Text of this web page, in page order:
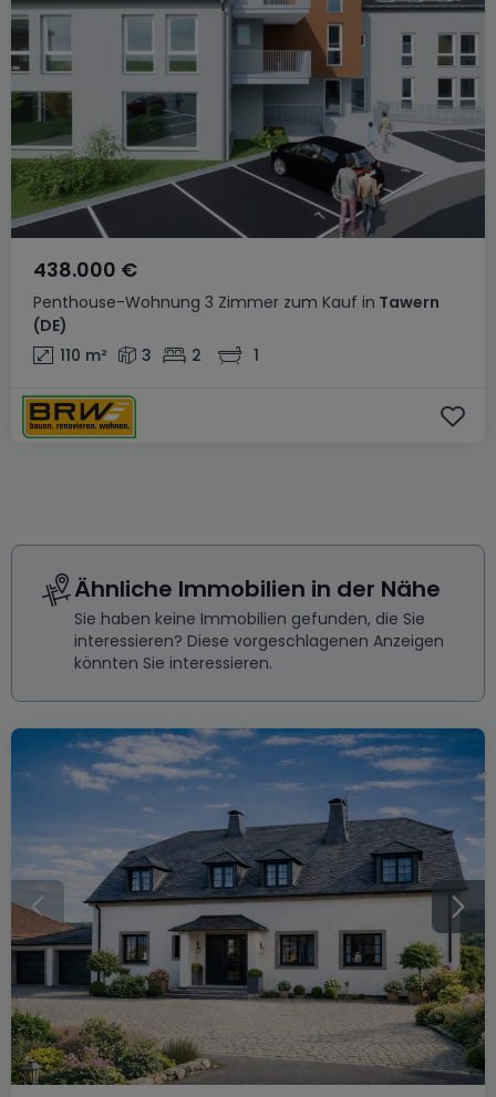
Penthouse-Wohnung 3 Zimmer zum Kauf in Tawern
(DE)
438.000 €
110 m² 3 2 1
Ähnliche Immobilien in der Nähe
Sie haben keine Immobilien gefunden, die Sie
interessieren? Diese vorgeschlagenen Anzeigen
könnten Sie interessieren.